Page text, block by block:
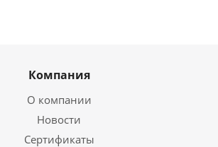
Компания
О компании
Новости
Сертификаты